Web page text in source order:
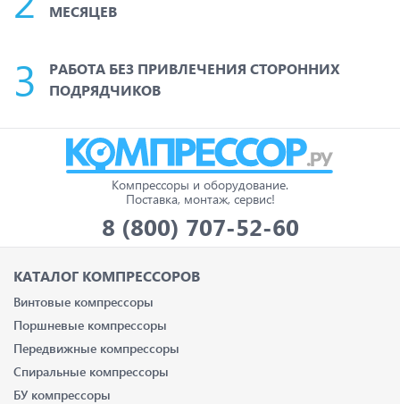
МЕСЯЦЕВ
РАБОТА БЕЗ ПРИВЛЕЧЕНИЯ СТОРОННИХ
ПОДРЯДЧИКОВ
Компрессоры и оборудование.
Поставка, монтаж, сервис!
8 (800) 707-52-60
КАТАЛОГ КОМПРЕССОРОВ
Винтовые компрессоры
Поршневые компрессоры
Передвижные компрессоры
Спиральные компрессоры
БУ компрессоры